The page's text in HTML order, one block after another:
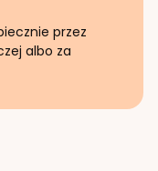
przez
albo za